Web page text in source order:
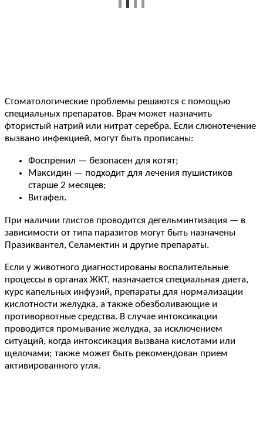
Стоматологические проблемы решаются с помощью
специальных препаратов. Врач может назначить
фтористый натрий или нитрат серебра. Если слюнотечение
вызвано инфекцией, могут быть прописаны:
Фоспренил — безопасен для котят;
Максидин — подходит для лечения пушистиков
старше 2 месяцев;
Витафел.
При наличии глистов проводится дегельминтизация — в
зависимости от типа паразитов могут быть назначены
Празиквантел, Селамектин и другие препараты.
Если у животного диагностированы воспалительные
процессы в органах ЖКТ, назначается специальная диета,
курс капельных инфузий, препараты для нормализации
кислотности желудка, а также обезболивающие и
противорвотные средства. В случае интоксикации
проводится промывание желудка, за исключением
ситуаций, когда интоксикация вызвана кислотами или
щелочами; также может быть рекомендован прием
активированного угля.